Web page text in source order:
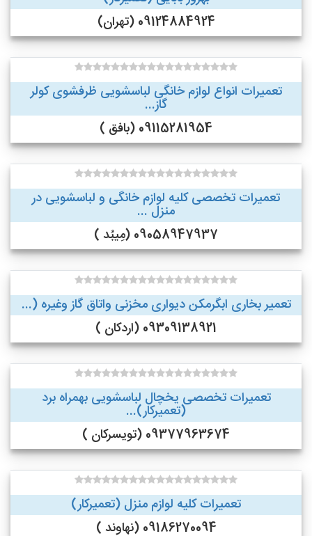
09124884924 (تهران)
تعمیرات انواع لوازم خانگی لباسشویی ظرفشوی کولر
گاز...
09115281954 (بافق )
تعمیرات تخصصی کلیه لوازم خانگی و لباسشویی در
منزل ...
09058947937 (مِیبُد )
تعمیر بخاری ابگرمکن دیواری مخزنی واتاق گاز وغیره (...
09309138921 (اردکان )
تعمیرات تخصصی یخچال لباسشویی بهمراه برد
(تعمیرکار)...
09377963674 (تویسرکان )
تعمیرات کلیه لوازم منزل (تعمیرکار)
09186270094 (نهاوند )